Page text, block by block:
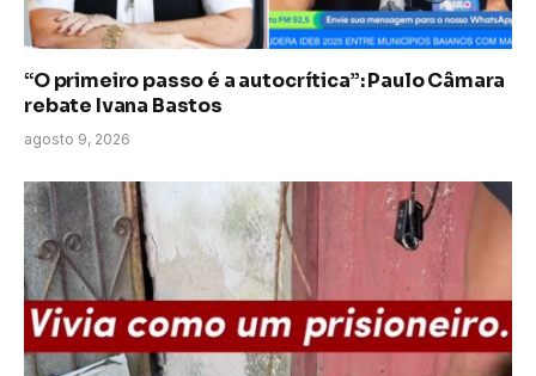
“O primeiro passo é a autocrítica”: Paulo Câmara
rebate Ivana Bastos
agosto 9, 2026